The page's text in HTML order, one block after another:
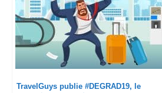
TravelGuys publie #DEGRAD19, le